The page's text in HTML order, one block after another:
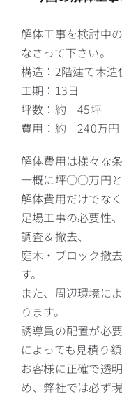
解体工事を検討中
なさって下さい。
構造：2階建て木造
工期：13日
坪数：約 45坪
費用：約 240万円
解体費用は様々な
一概に坪○○万円と
解体費用だけでなく
足場工事の必要性
調査＆撤去、
庭木・ブロック撤
す。
また、周辺環境に
ります。
誘導員の配置が必
によっても見積り
お客様に正確で透
め、弊社では必ず